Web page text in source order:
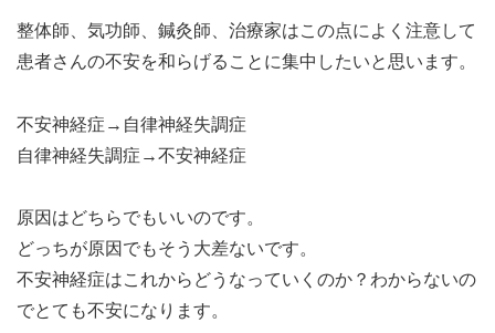
整体師、気功師、鍼灸師、治療家はこの点によく注意して
患者さんの不安を和らげることに集中したいと思います。
不安神経症→自律神経失調症
自律神経失調症→不安神経症
原因はどちらでもいいのです。
どっちが原因でもそう大差ないです。
不安神経症はこれからどうなっていくのか？わからないの
でとても不安になります。